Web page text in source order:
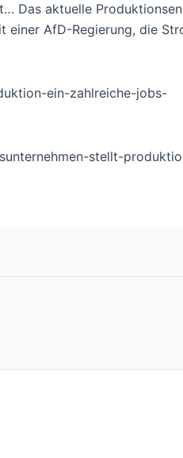
Das aktuelle
einer AfD-Regierung, die
ein-zahlreiche-jobs-
stellt-